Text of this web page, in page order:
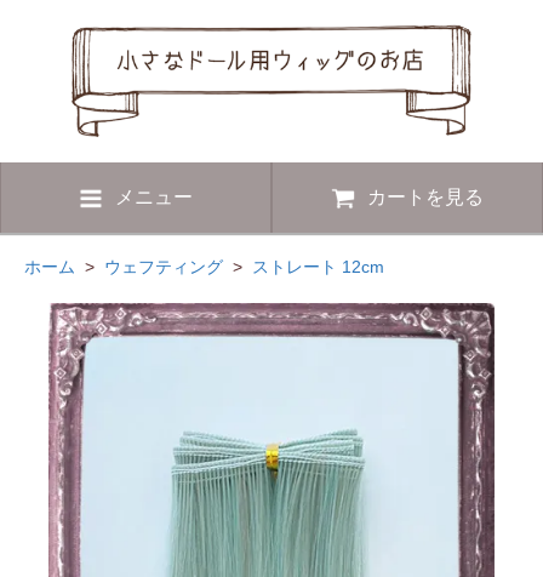
メニュー カートを見る
ホーム > ウェフティング > ストレート 12cm